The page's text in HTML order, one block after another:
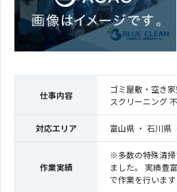
仕事内容
ゴミ屋敷・空き
スクリーニング
対応エリア 富山県 ・ 石川県
作業実績
※多数の特殊清掃
ました。 実績豊
で作業を行います